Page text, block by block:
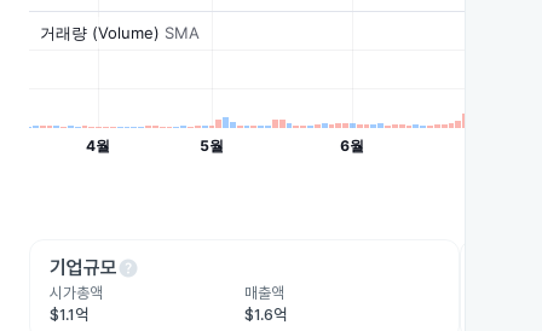
기업규모help
시가총액
$1.1억
매출액
$1.6억